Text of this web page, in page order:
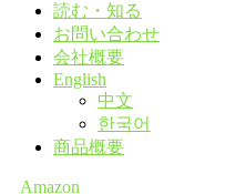
読む・知る
お問い合わせ
会社概要
English
中文
한국어
商品概要
Amazon